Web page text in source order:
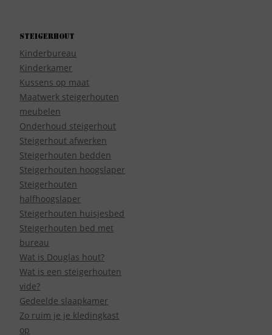
Steigerhout
Kinderbureau
Kinderkamer
Kussens op maat
Maatwerk steigerhouten
meubelen
Onderhoud steigerhout
Steigerhout afwerken
Steigerhouten bedden
Steigerhouten hoogslaper
Steigerhouten
halfhoogslaper
Steigerhouten huisjesbed
Steigerhouten bed met
bureau
Wat is Douglas hout?
Wat is een steigerhouten
vide?
Gedeelde slaapkamer
Zo ruim je je kledingkast
op